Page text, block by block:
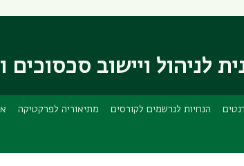
ראשי
לניהול ויישוב
הנחיות לנרשמים לקורסים מתיאוריה לפרקטיקה